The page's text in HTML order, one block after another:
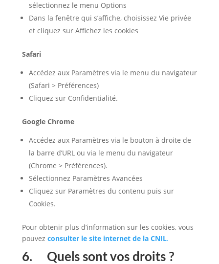
sélectionnez le menu Options
Dans la fenêtre qui s’affiche, choisissez Vie privée
et cliquez sur Affichez les cookies
Safari
Accédez aux Paramètres via le menu du navigateur
(Safari > Préférences)
Cliquez sur Confidentialité.
Google Chrome
Accédez aux Paramètres via le bouton à droite de
la barre d’URL ou via le menu du navigateur
(Chrome > Préférences).
Sélectionnez Paramètres Avancées
Cliquez sur Paramètres du contenu puis sur
Cookies.
Pour obtenir plus d’information sur les cookies, vous
pouvez consulter le site internet de la CNIL.
6. Quels sont vos droits ?